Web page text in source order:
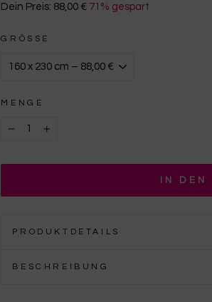
Dein Preis: 88,00 € 71% gespart
GRÖSSE
MENGE
IN DEN
PRODUKTDETAILS
BESCHREIBUNG